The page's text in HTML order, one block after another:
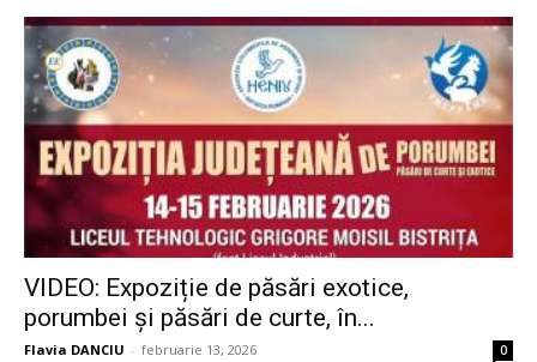
VIDEO: Expoziție de păsări exotice,
porumbei și păsări de curte, în...
Flavia DANCIU - februarie 13, 2026 0